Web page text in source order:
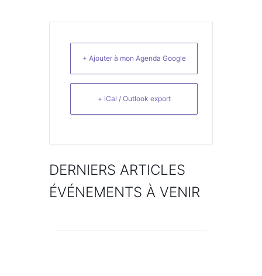
+ Ajouter à mon Agenda Google
+ iCal / Outlook export
DERNIERS ARTICLES
ÉVÉNEMENTS À VENIR